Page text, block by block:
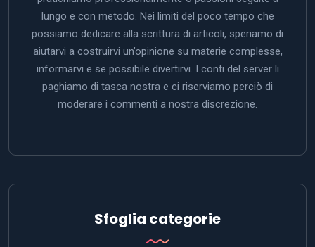
lungo e con metodo. Nei limiti del poco tempo che
possiamo dedicare alla scrittura di articoli, speriamo di
aiutarvi a costruirvi un’opinione su materie complesse,
informarvi e se possibile divertirvi. I conti del server li
paghiamo di tasca nostra e ci riserviamo perciò di
moderare i commenti a nostra discrezione.
Sfoglia categorie